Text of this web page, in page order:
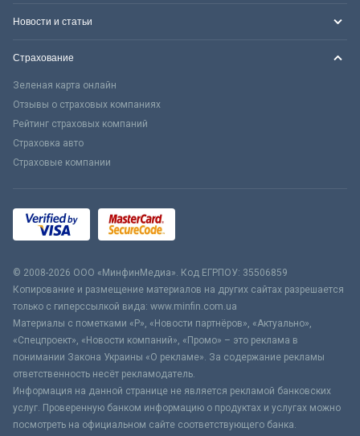
Новости и статьи
Страхование
Зеленая карта онлайн
Отзывы о страховых компаниях
Рейтинг страховых компаний
Страховка авто
Страховые компании
© 2008-2026 ООО «МинфинМедиа». Код ЕГРПОУ: 35506859
Копирование и размещение материалов на других сайтах разрешается
только с гиперссылкой вида: www.minfin.com.ua
Материалы с пометками «Р», «Новости партнёров», «Актуально»,
«Спецпроект», «Новости компаний», «Промо» – это реклама в
понимании Закона Украины «О рекламе». За содержание рекламы
ответственность несёт рекламодатель.
Информация на данной странице не является рекламой банковских
услуг. Проверенную банком информацию о продуктах и услугах можно
посмотреть на официальном сайте соответствующего банка.